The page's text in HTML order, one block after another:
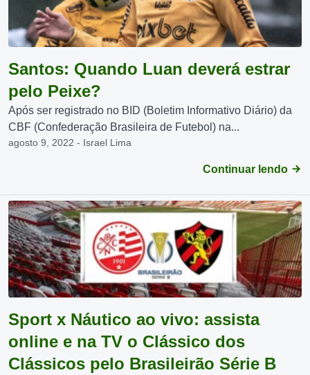
Santos: Quando Luan deverá estrar
pelo Peixe?
Após ser registrado no BID (Boletim Informativo Diário) da
CBF (Confederação Brasileira de Futebol) na...
agosto 9, 2022 - Israel Lima
Continuar lendo
Sport x Náutico ao vivo: assista
online e na TV o Clássico dos
Clássicos pelo Brasileirão Série B